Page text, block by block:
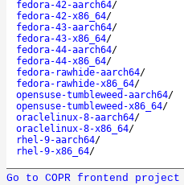
fedora-42-aarch64/
fedora-42-x86_64/
fedora-43-aarch64/
fedora-43-x86_64/
fedora-44-aarch64/
fedora-44-x86_64/
fedora-rawhide-aarch64/
fedora-rawhide-x86_64/
opensuse-tumbleweed-aarch64/
opensuse-tumbleweed-x86_64/
oraclelinux-8-aarch64/
oraclelinux-8-x86_64/
rhel-9-aarch64/
rhel-9-x86_64/
Go to COPR frontend project